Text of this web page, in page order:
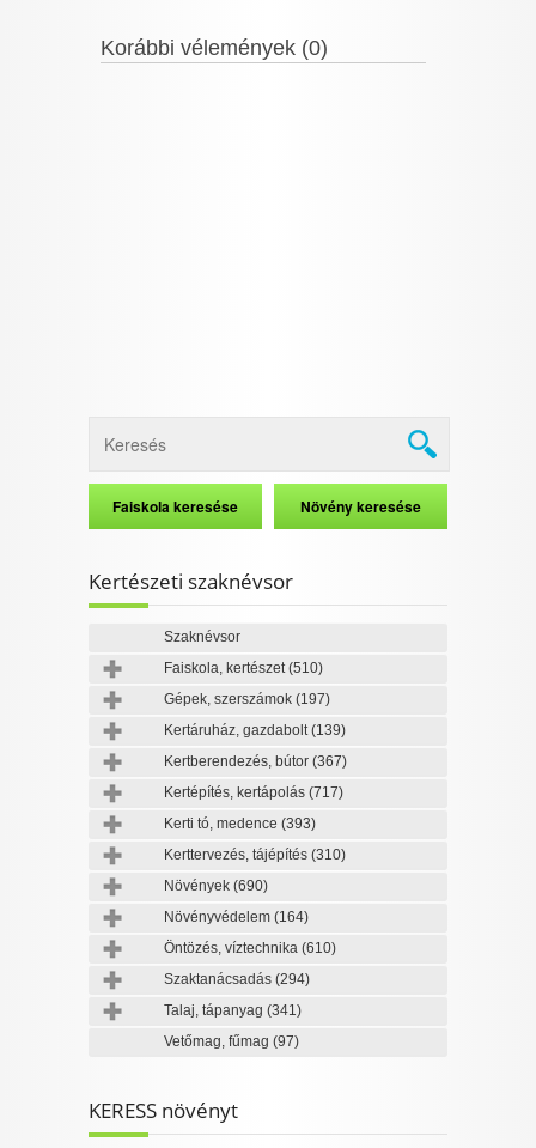
Korábbi vélemények (0)
Kertészeti szaknévsor
Szaknévsor
Faiskola, kertészet(510)
Gépek, szerszámok (197)
Kertáruház, gazdabolt(139)
Kertberendezés, bútor (367)
Kertépítés, kertápolás (717)
Kerti tó, medence (393)
Kerttervezés, tájépítés (310)
Növények (690)
Növényvédelem (164)
Öntözés, víztechnika (610)
Szaktanácsadás (294)
Talaj, tápanyag (341)
Vetőmag, fűmag (97)
KERESS növényt